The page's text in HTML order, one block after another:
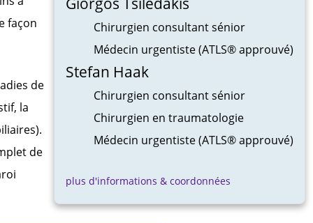
Chirurgien consultant sénior
Médecin urgentiste (ATLS® approuvé)
Stefan Haak
Chirurgien consultant sénior
Chirurgien en traumatologie
Médecin urgentiste (ATLS® approuvé)
plus d'informations & coordonnées
façon
de
la
de